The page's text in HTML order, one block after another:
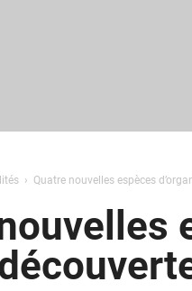
Quatre nouvelles espèces